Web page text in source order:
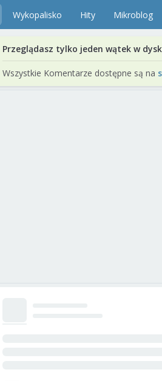
Wykopalisko Hity Mikroblog
Przeglądasz tylko jeden wątek w
Wszystkie Komentarze dostępne są na